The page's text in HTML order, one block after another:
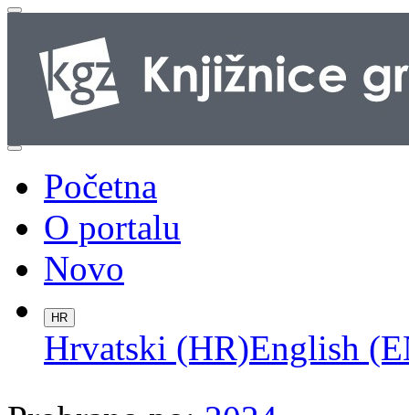
Početna
O portalu
Novo
HR
Hrvatski (HR)English